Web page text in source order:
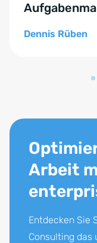
Dennis Rüben
Arbeit
Entdecken Sie
Consulting das